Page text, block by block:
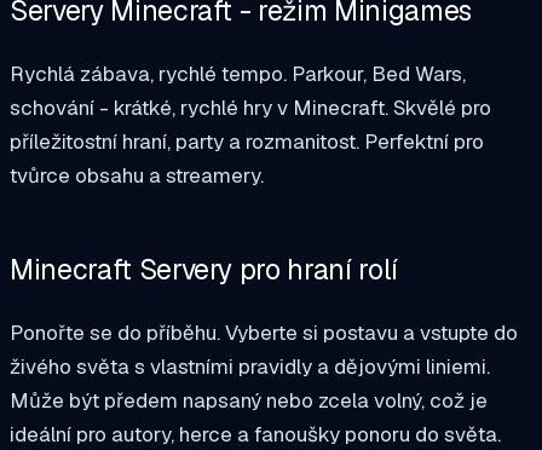
Servery Minecraft - režim Minigames
Rychlá zábava, rychlé tempo. Parkour, Bed Wars,
schování - krátké, rychlé hry v Minecraft. Skvělé pro
příležitostní hraní, party a rozmanitost. Perfektní pro
tvůrce obsahu a streamery.
Minecraft Servery pro hraní rolí
Ponořte se do příběhu. Vyberte si postavu a vstupte do
živého světa s vlastními pravidly a dějovými liniemi.
Může být předem napsaný nebo zcela volný, což je
ideální pro autory, herce a fanoušky ponoru do světa.